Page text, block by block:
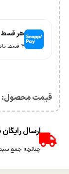
هر
۴ قسط ماهانه. بدون سود، چک و ضامن.
قیمت محصول:​
ارسال رایگان برای
چنانچه جمع سبد خرید شما بالای 2 میلیون و 500 هزار